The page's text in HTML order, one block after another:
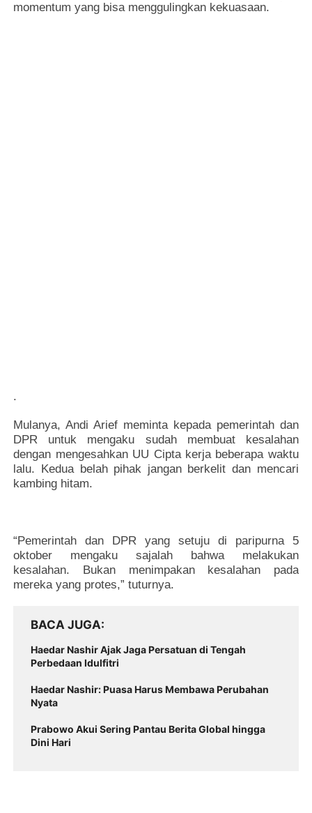
momentum yang bisa menggulingkan kekuasaan.
.
Mulanya, Andi Arief meminta kepada pemerintah dan
DPR untuk mengaku sudah membuat kesalahan
dengan mengesahkan UU Cipta kerja beberapa waktu
lalu. Kedua belah pihak jangan berkelit dan mencari
kambing hitam.
“Pemerintah dan DPR yang setuju di paripurna 5
oktober mengaku sajalah bahwa melakukan
kesalahan. Bukan menimpakan kesalahan pada
mereka yang protes,” tuturnya.
BACA JUGA
Haedar Nashir Ajak Jaga Persatuan di Tengah
Perbedaan Idulfitri
Haedar Nashir: Puasa Harus Membawa Perubahan
Nyata
Prabowo Akui Sering Pantau Berita Global hingga
Dini Hari